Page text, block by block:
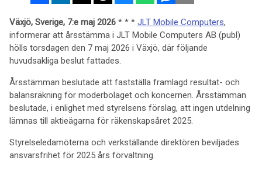
Växjö, Sverige, 7:e maj 2026 * * * JLT Mobile Computers,
informerar att årsstämma i JLT Mobile Computers AB (publ)
hölls torsdagen den 7 maj 2026 i Växjö, där följande
huvudsakliga beslut fattades.
Årsstämman beslutade att fastställa framlagd resultat- och
balansräkning för moderbolaget och koncernen. Årsstämman
beslutade, i enlighet med styrelsens förslag, att ingen utdelning
lämnas till aktieägarna för räkenskapsåret 2025.
Styrelseledamöterna och verkställande direktören beviljades
ansvarsfrihet för 2025 års förvaltning.